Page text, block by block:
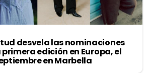
desvela las nominaciones
edición en Europa, el
en Marbella